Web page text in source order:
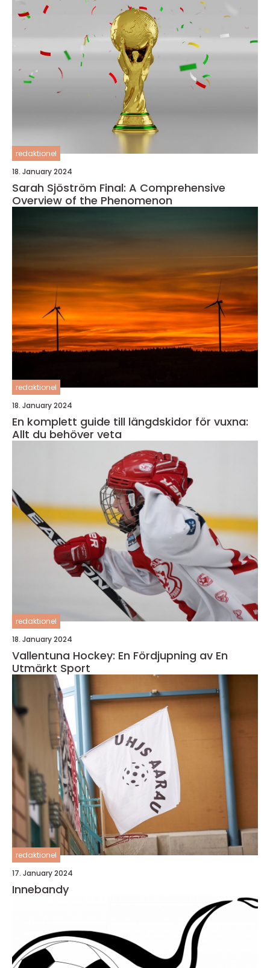
redaktionel
18. January 2024
Sarah Sjöström Final: A Comprehensive
Overview of the Phenomenon
redaktionel
18. January 2024
En komplett guide till längdskidor för vuxna:
Allt du behöver veta
redaktionel
18. January 2024
Vallentuna Hockey: En Fördjupning av En
Utmärkt Sport
redaktionel
17. January 2024
Innebandy